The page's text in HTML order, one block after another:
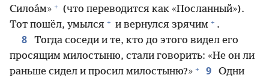
Силоа́м» + (что переводится как «Посланный»).
Тот пошёл, умылся + и вернулся зрячим + .
8
Тогда соседи и те, кто до этого видел его
просящим милостыню, стали говорить: «Не он ли
раньше сидел и просил милостыню?» + 9
Одни